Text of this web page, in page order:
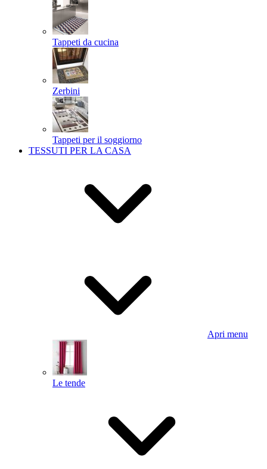
Tappeti da cucina
Zerbini
Tappeti per il soggiorno
TESSUTI PER LA CASA
Apri menu
Le tende